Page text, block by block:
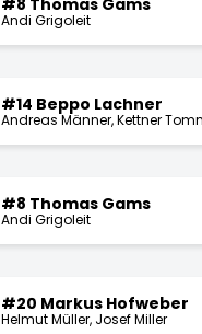
Andi Grigoleit
#14 Beppo Lachner
Andreas Männer Kettner
#8 Thomas Gams
Andi Grigoleit
#20 Markus Hofweber
Helmut Müller Josef Miller